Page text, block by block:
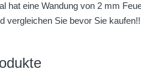
hat eine Wandung von 2 mm
vergleichen Sie bevor Sie kaufen!!